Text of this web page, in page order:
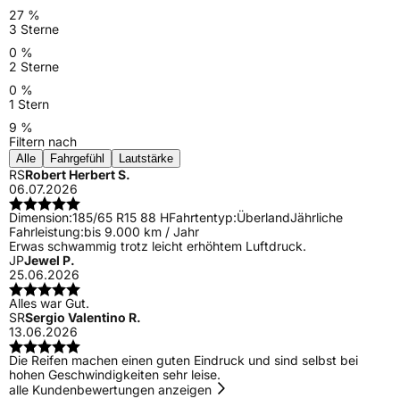
27 %
3 Sterne
0 %
2 Sterne
0 %
1 Stern
9 %
Filtern nach
Alle Fahrgefühl Lautstärke
RSRobert Herbert S.
06.07.2026
Dimension:185/65 R15 88 HFahrtentyp:ÜberlandJährliche
Fahrleistung:bis 9.000 km / Jahr
Erwas schwammig trotz leicht erhöhtem Luftdruck.
JPJewel P.
25.06.2026
Alles war Gut.
SRSergio Valentino R.
13.06.2026
Die Reifen machen einen guten Eindruck und sind selbst bei
hohen Geschwindigkeiten sehr leise.
alle Kundenbewertungen anzeigen